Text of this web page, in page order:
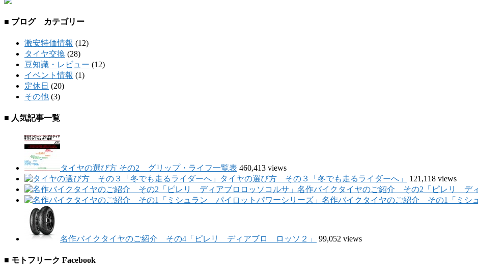
■ ブログ カテゴリー
激安特価情報 (12)
タイヤ交換 (28)
豆知識・レビュー (12)
イベント情報 (1)
定休日 (20)
その他 (3)
■ 人気記事一覧
タイヤの選び方 その2 グリップ・ライフ一覧表 460,413 views
タイヤの選び方 その３「冬でも走るライダーへ」
121,118 views
名作バイクタイヤのご紹介 その2「ピレリ ディ
名作バイクタイヤのご紹介 その1「ミシ
名作バイクタイヤのご紹介 その4「ピレリ ディアブロ ロッソ２」 99,052 views
■ モトフリーク Facebook